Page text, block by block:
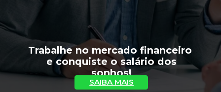
Trabalhe no mercado financeiro
e conquiste o salário dos
sonhos!
SAIBA MAIS